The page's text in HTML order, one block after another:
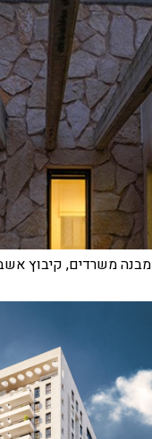
מבנה משרדים, קיבוץ